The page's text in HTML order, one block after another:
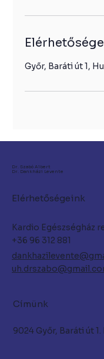
Győr, Baráti út 1,
Dr. Szabó Albert
Dr. Dankházi Levente
Elérhetőségeink
Kardio Egészségház
+36 96 312 881
Címünk
9024 Győr, Baráti út